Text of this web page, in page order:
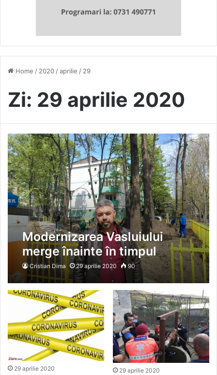
Home / 2020 /aprilie / 29
Zi: 29 aprilie 2020
Modernizarea Vasluiului
merge înainte în timpul
pandemiei
Cristian Dima 29 aprilie 2020 90
29 aprilie 2020 29 aprilie 2020